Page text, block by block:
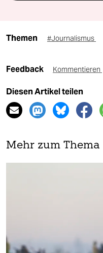
Themen #Journalismus
Feedback Kommentieren
Diesen Artikel teilen
Mehr zum Thema